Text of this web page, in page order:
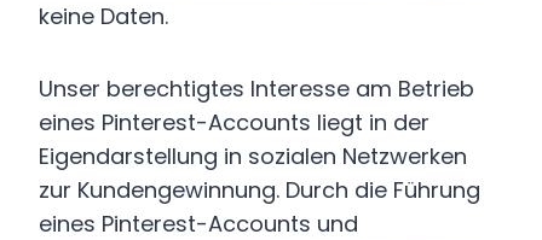
keine Daten.
Unser berechtigtes Interesse am Betrieb
eines Pinterest-Accounts liegt in der
Eigendarstellung in sozialen Netzwerken
zur Kundengewinnung. Durch die Führung
eines Pinterest-Accounts und